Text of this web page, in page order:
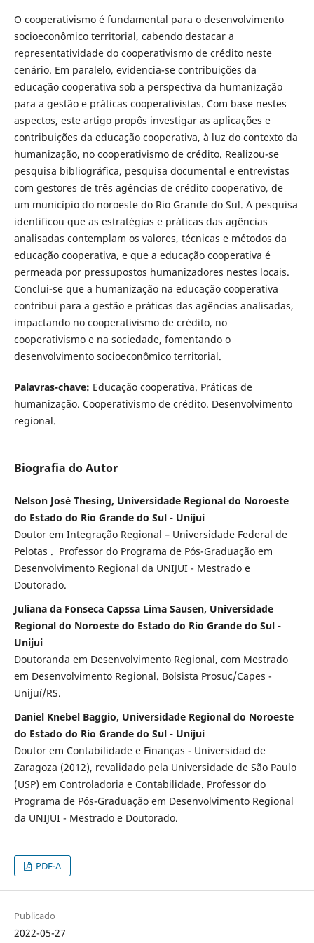
O cooperativismo é fundamental para o desenvolvimento
socioeconômico territorial, cabendo destacar a
representatividade do cooperativismo de crédito neste
cenário. Em paralelo, evidencia-se contribuições da
educação cooperativa sob a perspectiva da humanização
para a gestão e práticas cooperativistas. Com base nestes
aspectos, este artigo propôs investigar as aplicações e
contribuições da educação cooperativa, à luz do contexto da
humanização, no cooperativismo de crédito. Realizou-se
pesquisa bibliográfica, pesquisa documental e entrevistas
com gestores de três agências de crédito cooperativo, de
um município do noroeste do Rio Grande do Sul. A pesquisa
identificou que as estratégias e práticas das agências
analisadas contemplam os valores, técnicas e métodos da
educação cooperativa, e que a educação cooperativa é
permeada por pressupostos humanizadores nestes locais.
Conclui-se que a humanização na educação cooperativa
contribui para a gestão e práticas das agências analisadas,
impactando no cooperativismo de crédito, no
cooperativismo e na sociedade, fomentando o
desenvolvimento socioeconômico territorial.
Palavras-chave: Educação cooperativa. Práticas de
humanização. Cooperativismo de crédito. Desenvolvimento
regional.
Biografia do Autor
Nelson José Thesing, Universidade Regional do Noroeste
do Estado do Rio Grande do Sul - Unijuí
Doutor em Integração Regional – Universidade Federal de
Pelotas . Professor do Programa de Pós-Graduação em
Desenvolvimento Regional da UNIJUI - Mestrado e
Doutorado.
Juliana da Fonseca Capssa Lima Sausen, Universidade
Regional do Noroeste do Estado do Rio Grande do Sul -
Unijui
Doutoranda em Desenvolvimento Regional, com Mestrado
em Desenvolvimento Regional. Bolsista Prosuc/Capes -
Unijuí/RS.
Daniel Knebel Baggio, Universidade Regional do Noroeste
do Estado do Rio Grande do Sul - Unijuí
Doutor em Contabilidade e Finanças - Universidad de
Zaragoza (2012), revalidado pela Universidade de São Paulo
(USP) em Controladoria e Contabilidade. Professor do
Programa de Pós-Graduação em Desenvolvimento Regional
da UNIJUI - Mestrado e Doutorado.
PDF-A
Publicado
2022-05-27